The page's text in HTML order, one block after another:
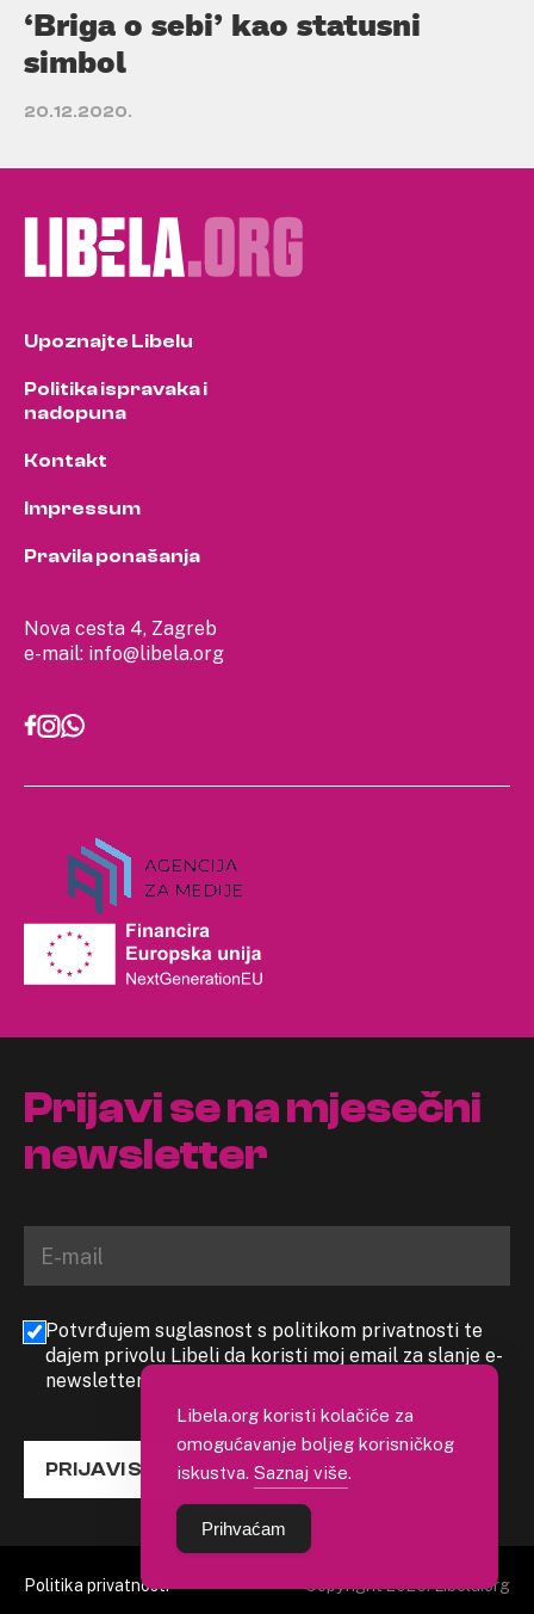
‘Briga o sebi’ kao statusni
simbol
20.12.2020.
Nova cesta 4, Zagreb
e-mail: info@libela.org
Upoznajte Libelu
Politika ispravaka i
nadopuna
Kontakt
Impressum
Pravila ponašanja
Prijavi se na mjesečni
newsletter
Potvrđujem suglasnost s politikom privatnosti te
dajem privolu Libeli da koristi moj email za slanje e-
newslettera
PRIJAVI SE
Politika privatnosti Copyright 2026. Libela.org
Libela.org koristi kolačiće za
omogućavanje boljeg korisničkog
iskustva. Saznaj više.
Prihvaćam